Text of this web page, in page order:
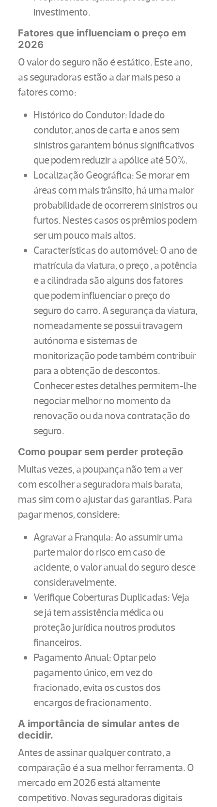
investimento.
Fatores que influenciam o preço em
2026
O valor do seguro não é estático. Este ano,
as seguradoras estão a dar mais peso a
fatores como:
Histórico do Condutor: Idade do
condutor, anos de carta e anos sem
sinistros garantem bónus significativos
que podem reduzir a apólice até 50%.
Localização Geográfica: Se morar em
áreas com mais trânsito, há uma maior
probabilidade de ocorrerem sinistros ou
furtos. Nestes casos os prêmios podem
ser um pouco mais altos.
Características do automóvel: O ano de
matrícula da viatura, o preço , a potência
e a cilindrada são alguns dos fatores
que podem influenciar o preço do
seguro do carro. A segurança da viatura,
nomeadamente se possui travagem
autónoma e sistemas de
monitorização pode também contribuir
para a obtenção de descontos.
Conhecer estes detalhes permitem-lhe
negociar melhor no momento da
renovação ou da nova contratação do
seguro.
Como poupar sem perder proteção
Muitas vezes, a poupança não tem a ver
com escolher a seguradora mais barata,
mas sim com o ajustar das garantias. Para
pagar menos, considere:
Agravar a Franquia: Ao assumir uma
parte maior do risco em caso de
acidente, o valor anual do seguro desce
consideravelmente.
Verifique Coberturas Duplicadas: Veja
se já tem assistência médica ou
proteção jurídica noutros produtos
financeiros.
Pagamento Anual: Optar pelo
pagamento único, em vez do
fracionado, evita os custos dos
encargos de fracionamento.
A importância de simular antes de
decidir.
Antes de assinar qualquer contrato, a
comparação é a sua melhor ferramenta. O
mercado em 2026 está altamente
competitivo. Novas seguradoras digitais